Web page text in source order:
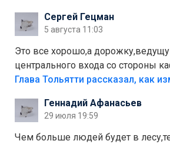
Сергей Гецман
5 августа 11:03
Это все хорошо,а
центрального входа со стороны
аттракционам слабо доделать?А
лежала в парке и испортилась.Да
украли.
Геннадий Афанасьев
29 июля 19:59
Чем больше людей будет в